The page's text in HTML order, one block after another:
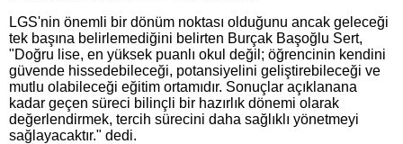
LGS'nin önemli bir dönüm noktası olduğunu ancak geleceği
tek başına belirlemediğini belirten Burçak Başoğlu Sert,
"Doğru lise, en yüksek puanlı okul değil; öğrencinin kendini
güvende hissedebileceği, potansiyelini geliştirebileceği ve
mutlu olabileceği eğitim ortamıdır. Sonuçlar açıklanana
kadar geçen süreci bilinçli bir hazırlık dönemi olarak
değerlendirmek, tercih sürecini daha sağlıklı yönetmeyi
sağlayacaktır." dedi.